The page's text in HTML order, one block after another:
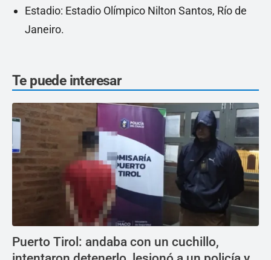
Estadio: Estadio Olímpico Nilton Santos, Río de
Janeiro.
Te puede interesar
Puerto Tirol: andaba con un cuchillo,